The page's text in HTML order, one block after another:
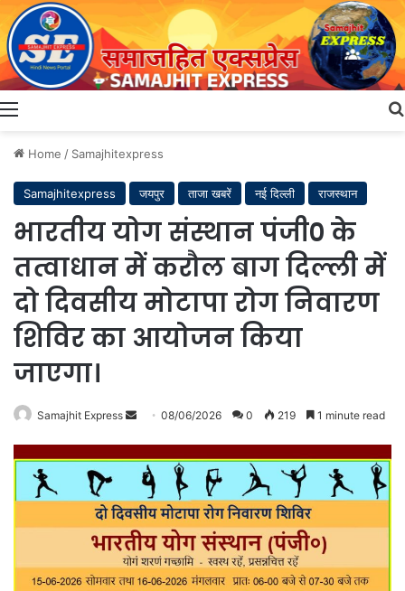
Menu
Home / Samajhitexpress
Samajhitexpress जयपुर ताजा खबरें नई दिल्ली राजस्थान
भारतीय योग संस्थान पंजी० के
तत्वाधान में करौल बाग दिल्ली में
दो दिवसीय मोटापा रोग निवारण
शिविर का आयोजन किया
जाएगा।
Samajhit Express
Send
email
08/06/2026 0 219 1 minute read